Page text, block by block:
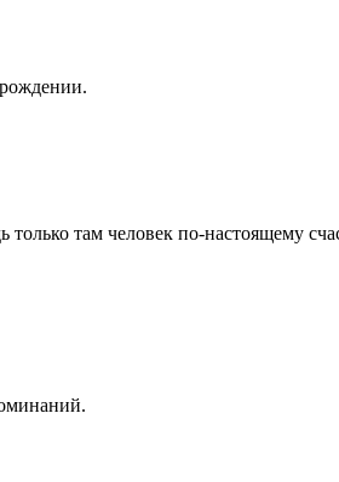
там человек по-настоящему